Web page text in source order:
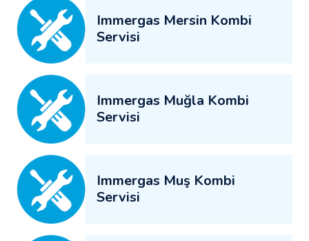
Immergas Mersin Kombi
Servisi
Immergas Muğla Kombi
Servisi
Immergas Muş Kombi
Servisi